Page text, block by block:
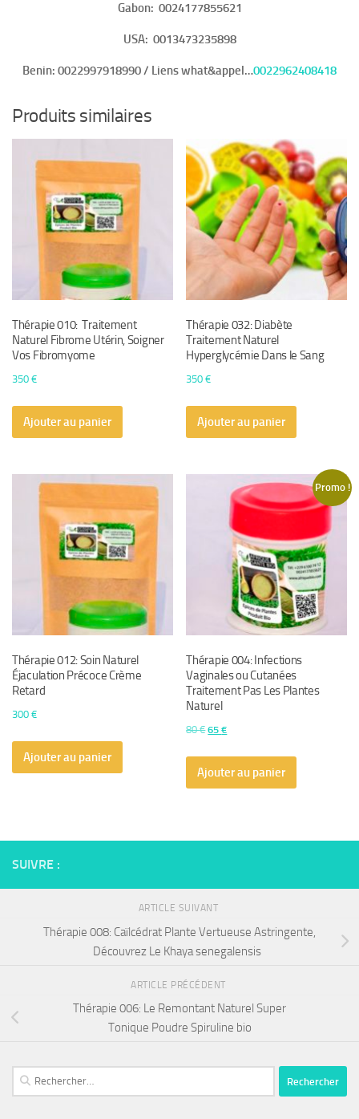
Gabon: 0024177855621
USA: 0013473235898
Benin: 0022997918990 / Liens what&appel…0022962408418
Produits similaires
Thérapie 010: Traitement
Naturel Fibrome Utérin, Soigner
Vos Fibromyome
350 €
Ajouter au panier
Thérapie 032: Diabète
Traitement Naturel
Hyperglycémie Dans le Sang
350€
Ajouter au panier
Thérapie 012: Soin Naturel
Éjaculation Précoce Crème
Retard
300 €
Ajouter au panier
Promo !
Thérapie 004: Infections
Vaginales ou Cutanées
Traitement Pas Les Plantes
Naturel
80€Le
initial
était :
65€Le
est :
Ajouter au panier
SUIVRE :
ARTICLE SUIVANT
Thérapie 008: Caïlcédrat Plante Vertueuse Astringente,
Découvrez Le Khaya senegalensis
ARTICLE PRÉCÉDENT
Thérapie 006: Le Remontant Naturel Super
Tonique Poudre Spiruline bio
Rechercher :